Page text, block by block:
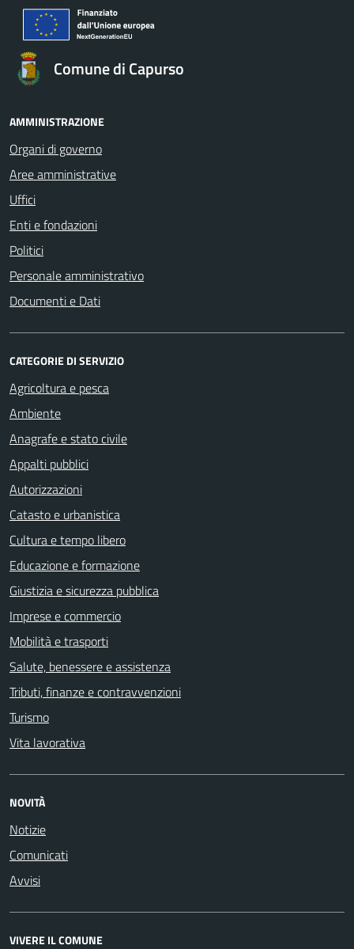
Comune di Capurso
AMMINISTRAZIONE
Organi di governo
Aree amministrative
Uffici
Enti e fondazioni
Politici
Personale amministrativo
Documenti e Dati
CATEGORIE DI SERVIZIO
Agricoltura e pesca
Ambiente
Anagrafe e stato civile
Appalti pubblici
Autorizzazioni
Catasto e urbanistica
Cultura e tempo libero
Educazione e formazione
Giustizia e sicurezza pubblica
Imprese e commercio
Mobilità e trasporti
Salute, benessere e assistenza
Tributi, finanze e contravvenzioni
Turismo
Vita lavorativa
NOVITÀ
Notizie
Comunicati
Avvisi
VIVERE IL COMUNE